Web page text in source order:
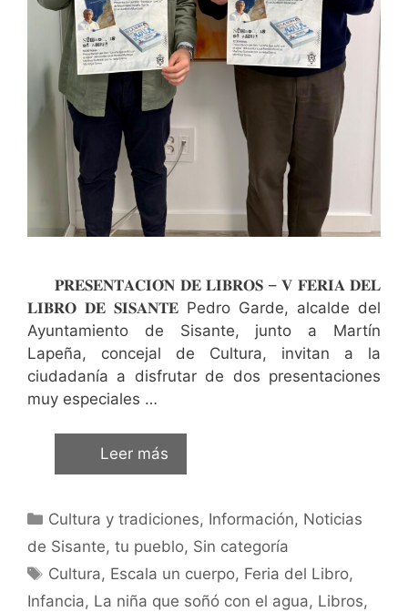
𝐏𝐑𝐄𝐒𝐄𝐍𝐓𝐀𝐂𝐈𝐎́𝐍 𝐃𝐄 𝐋𝐈𝐁𝐑𝐎𝐒 – 𝐕 𝐅𝐄𝐑𝐈𝐀 𝐃𝐄𝐋
𝐋𝐈𝐁𝐑𝐎 𝐃𝐄 𝐒𝐈𝐒𝐀𝐍𝐓𝐄 Pedro Garde, alcalde del
Ayuntamiento de Sisante, junto a Martín
Lapeña, concejal de Cultura, invitan a la
ciudadanía a disfrutar de dos presentaciones
muy especiales …
Leer más
Cultura y tradiciones, Información, Noticias
de Sisante, tu pueblo, Sin categoría
Cultura, Escala un cuerpo, Feria del Libro,
Infancia, La niña que soñó con el agua, Libros,